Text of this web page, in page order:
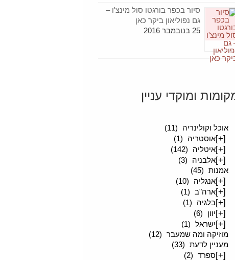
סיור בכפר בורגטו סול מינצ'ו –
גם נפוליאון ביקר כאן
25 בנובמבר 2016
ומוקדי עניין
אוכל וקולינריה
(11)
[+]אוסטריה (1)
[+]איטליה (142)
[+]אלבניה
(3)
אמנות (45)
[+]אנגליה (10)
[+]ארה"ב (1)
[+]בלגיה (1)
[+]יוון (6)
[+]ישראל (1)
מוזיקה ומה שמעבר (12)
מעניין לדעת (33)
[+]ספרד (2)